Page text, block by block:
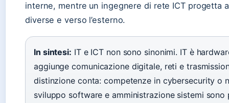
interne, mentre un ingegnere di rete ICT progetta
diverse e verso l’esterno.
In sintesi: IT e ICT non sono sinonimi. IT è
aggiunge comunicazione digitale, reti e
distinzione conta: competenze in cybersecurity o
sviluppo software e amministrazione sistemi sono